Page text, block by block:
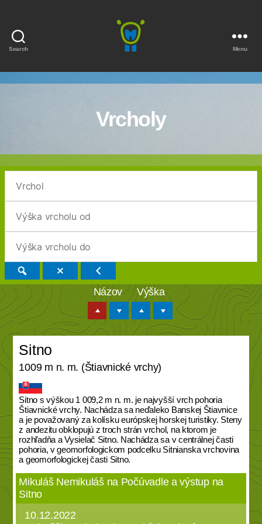
Search Menu
Vrcholy
Názov Výška
Sitno
1009 m n. m. (Štiavnické vrchy)
Sitno s výškou 1 009,2 m n. m. je najvyšší vrch pohoria
Štiavnické vrchy. Nachádza sa neďaleko Banskej Štiavnice
a je považovaný za kolísku európskej horskej turistiky. Steny
z andezitu obklopujú z troch strán vrchol, na ktorom je
rozhľadňa a Vysielač Sitno. Nachádza sa v centrálnej časti
pohoria, v geomorfologickom podcelku Sitnianska vrchovina
a geomorfologickej časti Sitno.
Mikuláš Nemikuláš na Počúvadle a výstup na
Sitno
10.12.2022